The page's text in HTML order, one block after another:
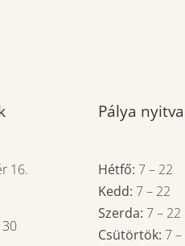
16.
Pálya
Hétfő: 7– 22
Kedd: 7– 22
Szerda: 7– 22
Csütörtök: 7–